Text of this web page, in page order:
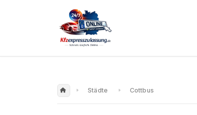
Städte Cottbus